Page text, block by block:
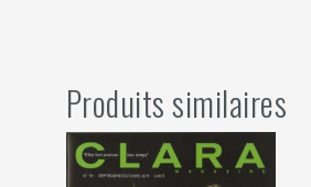
Produits similaires